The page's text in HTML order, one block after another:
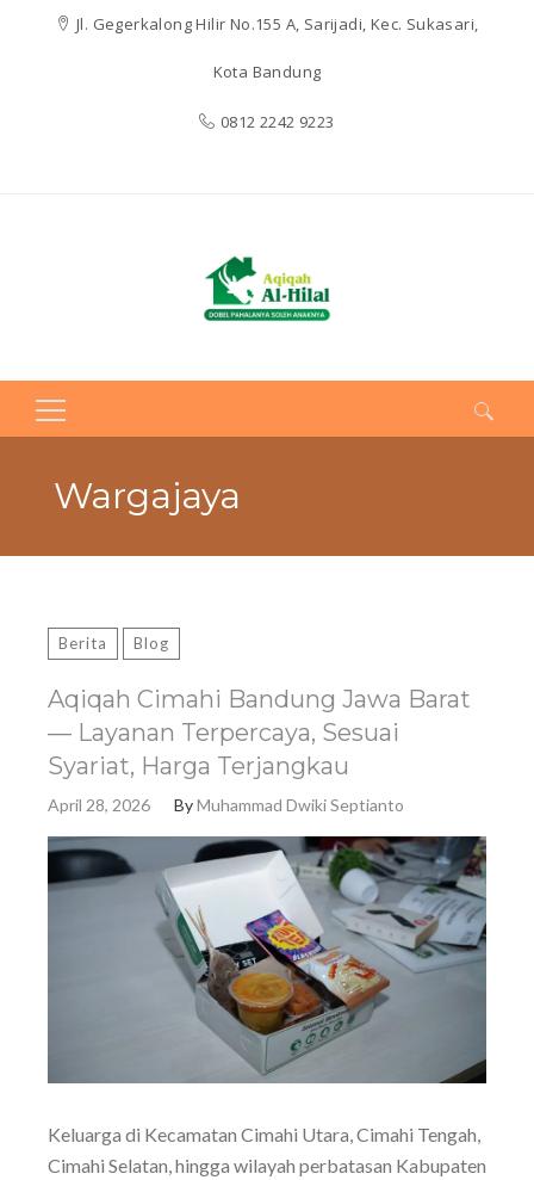
Jl. Gegerkalong Hilir No.155 A, Sarijadi, Kec. Sukasari,
Kota Bandung
0812 2242 9223
Search
for:Wargajaya
Berita Blog
Aqiqah Cimahi Bandung Jawa Barat
— Layanan Terpercaya, Sesuai
Syariat, Harga Terjangkau
April 28, 2026 ByMuhammad Dwiki Septianto
Keluarga di Kecamatan Cimahi Utara, Cimahi Tengah,
Cimahi Selatan, hingga wilayah perbatasan Kabupaten